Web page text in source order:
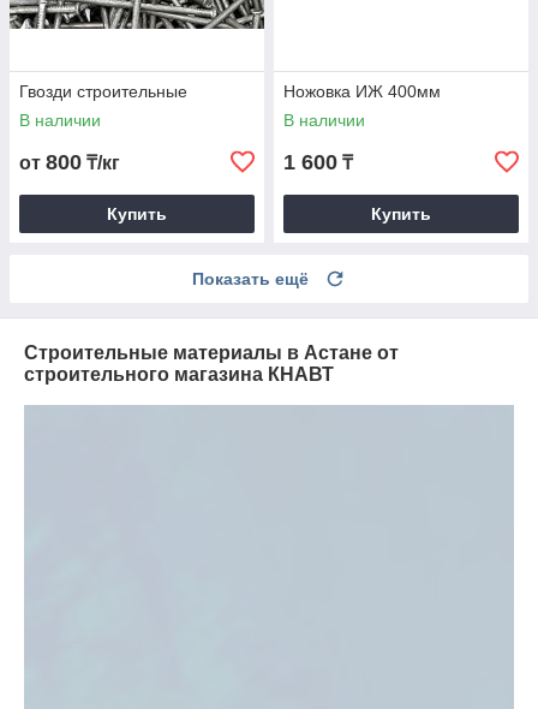
Гвозди строительные
В наличии
от 800 ₸/кг
Купить
Ножовка ИЖ 400мм
В наличии
1 600 ₸
Купить
Показать ещё
Строительные материалы в Астане от
строительного магазина КНАВТ